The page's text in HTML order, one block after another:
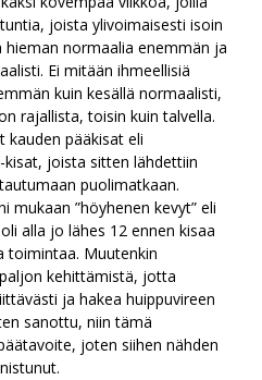
joista ylivoimaisesti isoin
normaalia enemmän ja
Ei mitään ihmeellisiä
kuin kesällä normaalisti,
rajallista, toisin kuin talvella.
kauden pääkisat eli
joista sitten lähdettiin
puolimatkaan.
mukaan ”höyhenen kevyt” eli
alla jo lähes 12 ennen kisaa
toimintaa. Muutenkin
kehittämistä, jotta
ja hakea huippuvireen
sanottu, niin tämä
joten siihen nähden